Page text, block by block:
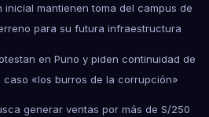
inicial mantienen toma del campus de
para su futura infraestructura
en Puno y piden continuidad de
caso «los burros de la corrupción»
generar ventas por más de S/250